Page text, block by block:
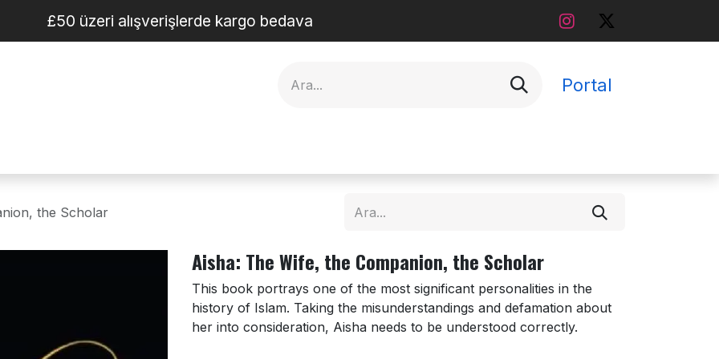
£50 üzeri alışverişlerde kargo bedava
Portal
the Scholar
Aisha: The Wife, the Companion, the Scholar
This book portrays one of the most significant personalities in the
history of Islam. Taking the misunderstandings and defamation about
her into consideration, Aisha needs to be understood correctly.